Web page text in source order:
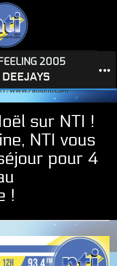
: www.radionti.com
2005
sur NTI !
NTI vous
pour 4
!